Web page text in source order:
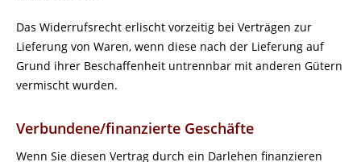
Das Widerrufsrecht erlischt vorzeitig bei Verträgen zur
Lieferung von Waren, wenn diese nach der Lieferung auf
Grund ihrer Beschaffenheit untrennbar mit anderen Gütern
vermischt wurden.
Verbundene/finanzierte Geschäfte
Wenn Sie diesen Vertrag durch ein Darlehen finanzieren